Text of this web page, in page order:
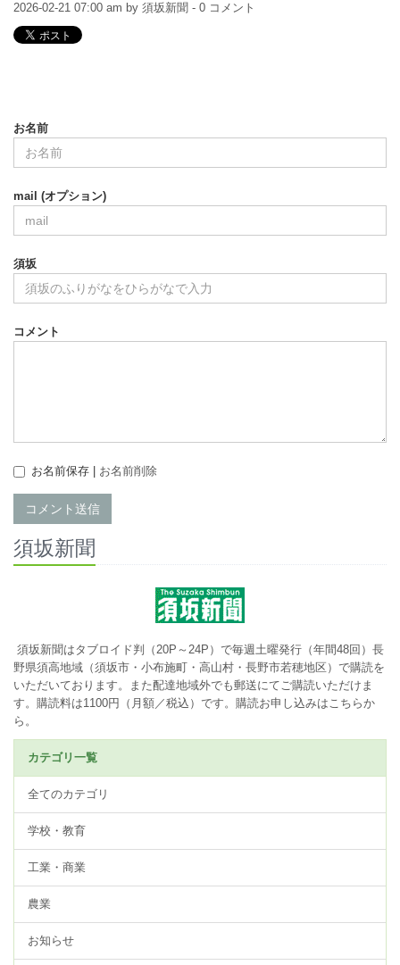
2026-02-21 07:00 am by 須坂新聞 - 0 コメント
お名前
mail (オプション)
須坂
コメント
お名前保存 | お名前削除
コメント送信
須坂新聞
須坂新聞はタブロイド判（20P～24P）で毎週土曜発行（年間48回）長
野県須高地域（須坂市・小布施町・高山村・長野市若穂地区）で購読を
いただいております。また配達地域外でも郵送にてご購読いただけま
す。購読料は1100円（月額／税込）です。 購読お申し込みはこちらか
ら。
カテゴリ一覧
全てのカテゴリ
学校・教育
工業・商業
農業
お知らせ